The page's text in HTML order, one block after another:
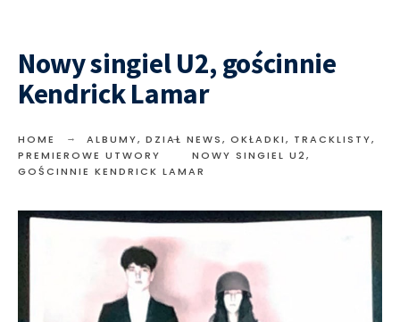
Nowy singiel U2, gościnnie
Kendrick Lamar
HOME ALBUMY, DZIAŁ NEWS, OKŁADKI, TRACKLISTY,
PREMIEROWE UTWORY
NOWY SINGIEL U2,
GOŚCINNIE KENDRICK LAMAR